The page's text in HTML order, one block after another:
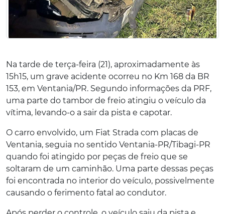
Na tarde de terça-feira (21), aproximadamente às
15h15, um grave acidente ocorreu no Km 168 da BR
153, em Ventania/PR. Segundo informações da PRF,
uma parte do tambor de freio atingiu o veículo da
vítima, levando-o a sair da pista e capotar.
O carro envolvido, um Fiat Strada com placas de
Ventania, seguia no sentido Ventania-PR/Tibagi-PR
quando foi atingido por peças de freio que se
soltaram de um caminhão. Uma parte dessas peças
foi encontrada no interior do veículo, possivelmente
causando o ferimento fatal ao condutor.